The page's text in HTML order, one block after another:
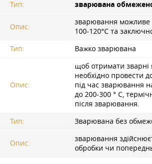
Тип: зварювана
Опис:
зварювання можливе
100-120°C та
Тип:
Важко зварювана
Опис:
щоб отримати зварні
необхідно провести
під час зварювання
до 200-300 ° C,
після зварювання.
Тип:
Зварювана без
Опис:
зварювання
обробки чи